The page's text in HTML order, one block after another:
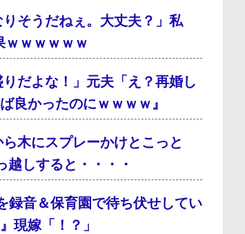
そうだねぇ。大丈夫？」私
ｗｗｗｗｗｗ
だよな！」元夫「え？再婚し
良かったのにｗｗｗｗ』
木にスプレーかけとこっと
しすると・・・・
録音＆保育園で待ち伏せしてい
「！？」